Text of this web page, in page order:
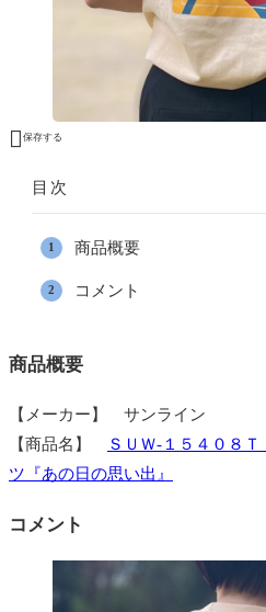
 保存する
目次
商品概要
コメント
商品概要
【メーカー】 サンライン
【商品名】
ＳＵＷ-１５４０８
ツ『あの日の思い出』
コメント